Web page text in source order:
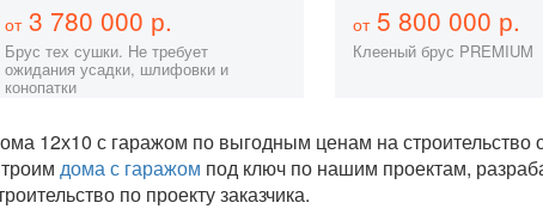
от3 780 000 р.
Брус тех сушки. Не требует
ожидания усадки, шлифовки и
конопатки
от5 800 000 р.
Клееный брус PREMIUM
12х10 с гаражом по выгодным ценам на
дома с гаражом под ключ по нашим проектам,
по проекту заказчика.